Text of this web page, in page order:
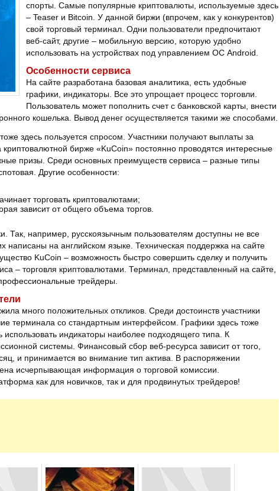
спорты. Самые популярные криптовалюты, используемые здесь
– Teaser и Bitcoin. У данной биржи (впрочем, как у конкурентов)
свой торговый терминал. Одни пользователи предпочитают
веб-сайт, другие – мобильную версию, которую удобно
использовать на устройствах под управлением ОС Android.
Особенности сервиса
На сайте разработана базовая аналитика, есть удобные
графики, индикаторы. Все это упрощает процесс торговли.
Пользователь может пополнить счет с банковской карты, внести
кошелька. Вывод денег осуществляется такими же способами.
здесь пользуется спросом. Участники получают выплаты за
бирже «KuCoin» постоянно проводятся интересные
призы. Среди основных преимуществ сервиса – разные типы
Другие особенности:
торговать криптовалютами;
зависит от общего объема торгов.
Так, например, русскоязычным пользователям доступны не все
написаны на английском языке. Техническая поддержка на сайте
KuCoin – возможность быстро совершить сделку и получить
– торговля криптовалютами. Терминал, представленный на сайте,
трейдеры.
много положительных откликов. Среди достоинств участники
терминала со стандартным интерфейсом. Графики здесь тоже
индикаторы наиболее подходящего типа. К
системы. Финансовый сбор веб-ресурса зависит от того,
и принимается во внимание тип актива. В распоряжении
исчерпывающая информация о торговой комиссии.
как для новичков, так и для продвинутых трейдеров!